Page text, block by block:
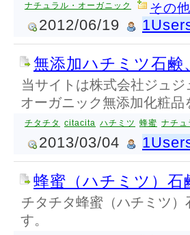
ナチュラル・オーガニック その他
2012/06/19
無添加ハチミツ石
当サイトは株式会社ジュ
オーガニック無添加化粧品
チタチタ citacita ハチミツ 蜂蜜 ナチュ
2013/03/04
蜂蜜（ハチミツ）石
チタチタ蜂蜜（ハチミツ
す。